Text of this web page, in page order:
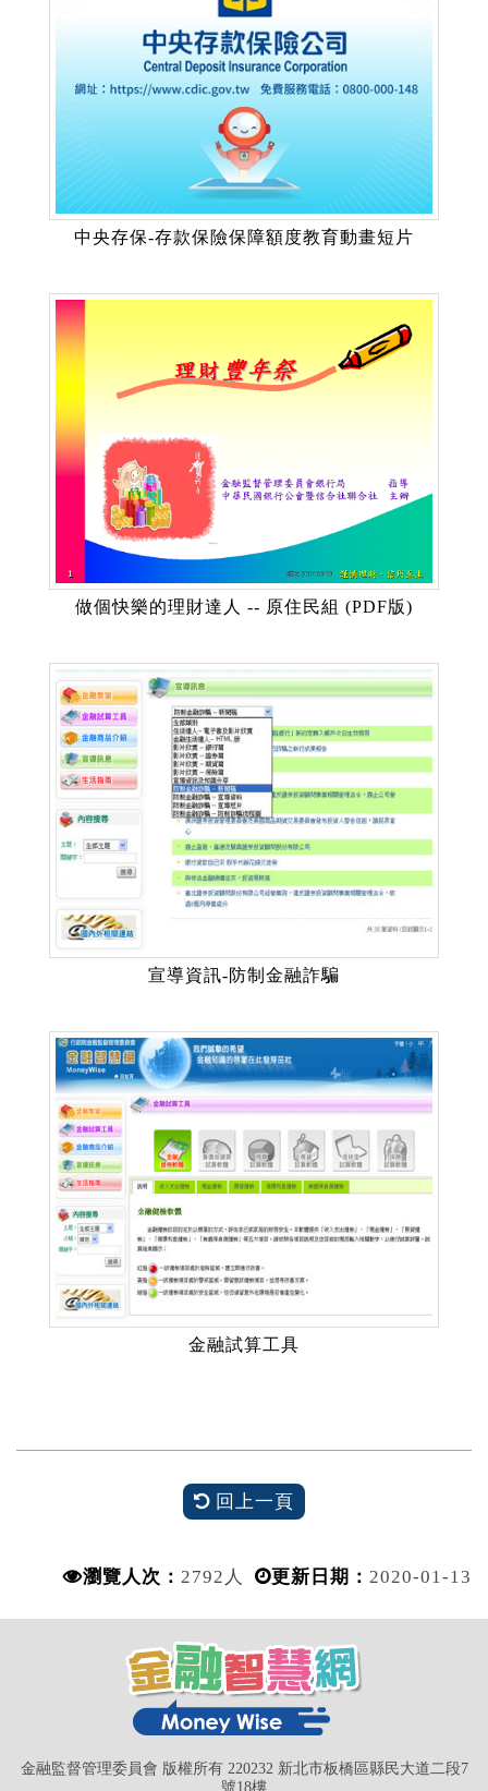
中央存保-存款保險保障額度教育動畫短片
做個快樂的理財達人 -- 原住民組 (PDF版)
宣導資訊-防制金融詐騙
金融試算工具
回上一頁
瀏覽人次： 2792人 更新日期： 2020-01-13
金融監督管理委員會 版權所有 220232 新北市板橋區縣民大道二段7
號18樓